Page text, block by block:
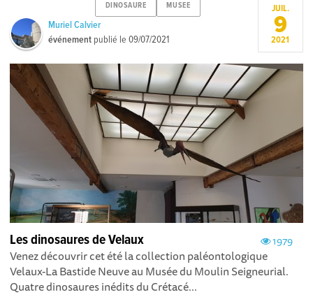
DINOSAURE MUSEE
Muriel Calvier
événement publié le09/07/2021
JUIL.
9
2021
1979
Les dinosaures de Velaux
Venez découvrir cet été la collection paléontologique
Velaux-La Bastide Neuve au Musée du Moulin Seigneurial.
Quatre dinosaures inédits du Crétacé...